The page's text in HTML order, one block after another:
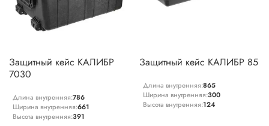
Защитный кейс КАЛИБР
7030
Длина внутренняя:786
Ширина внутренняя:661
Высота внутренняя:391
Защитный кейс КАЛИБР 85
Длина внутренняя:865
Ширина внутренняя:300
Высота внутренняя:124